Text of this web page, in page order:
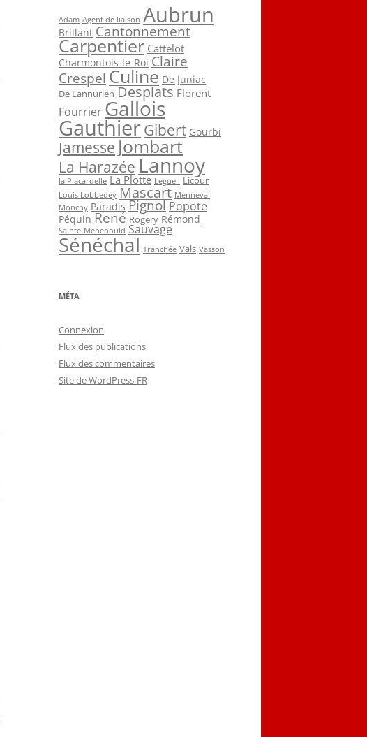
Adam Agent de liaison Aubrun
Brillant Cantonnement
Carpentier Cattelot
Charmontois-le-Roi Claire
Crespel Culine De Juniac
De Lannurien Desplats Florent
Fourrier Gallois
GauthierGibert Gourbi
JamesseJombart
La HarazéeLannoy
la Placardelle La Plotte Legueil Licour
Louis Lobbedey Mascart Menneval
Monchy Paradis Pignol Popote
Péquin René Rogery Rémond
Sainte-Menehould Sauvage
Sénéchal Tranchée Vals Vasson
MÉTA
Connexion
Flux des publications
Flux des commentaires
Site de WordPress-FR